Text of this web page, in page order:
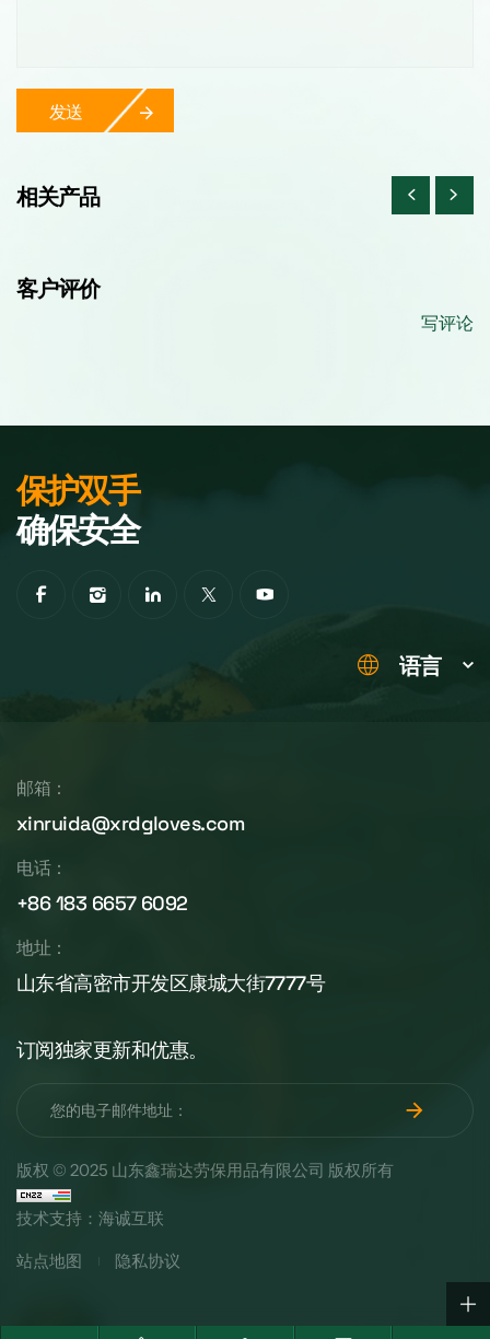
发送
相关产品
客户评价
写评论
保护双手
确保安全
语言
邮箱：
xinruida@xrdgloves.com
电话：
+86 183 6657 6092
地址：
山东省高密市开发区康城大街7777号
订阅独家更新和优惠。
版权 © 2025 山东鑫瑞达劳保用品有限公司 版权所有
技术支持：海诚互联
站点地图 隐私协议